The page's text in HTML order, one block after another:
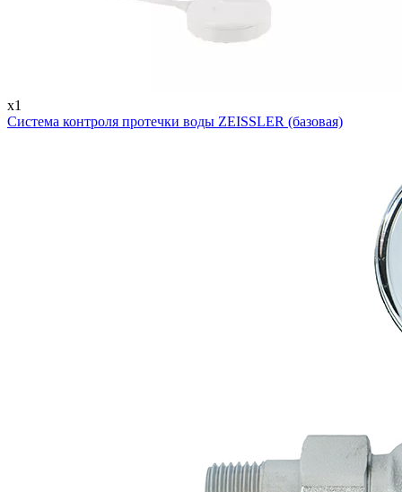
x1
Система контроля протечки воды ZEISSLER (базовая)